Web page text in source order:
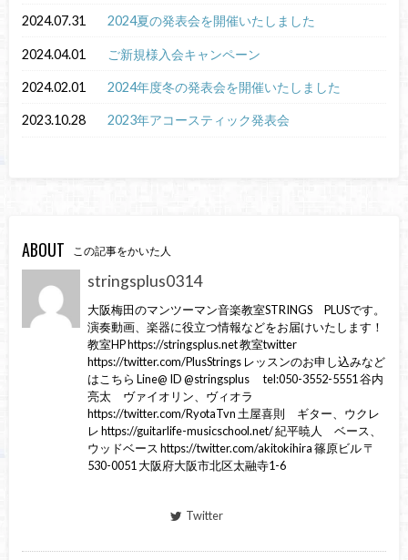
2024.07.31 2024夏の発表会を開催いたしました
2024.04.01 ご新規様入会キャンペーン
2024.02.01 2024年度冬の発表会を開催いたしました
2023.10.28 2023年アコースティック発表会
ABOUT この記事をかいた人
stringsplus0314
大阪梅田のマンツーマン音楽教室STRINGS PLUSです。
演奏動画、楽器に役立つ情報などをお届けいたします！
教室HP https://stringsplus.net 教室twitter
https://twitter.com/PlusStrings レッスンのお申し込みなど
はこちら Line@ ID @stringsplus tel:050-3552-5551 谷内
亮太 ヴァイオリン、ヴィオラ
https://twitter.com/RyotaTvn 土屋喜則 ギター、ウクレ
レ https://guitarlife-musicschool.net/ 紀平暁人 ベース、
ウッドベース https://twitter.com/akitokihira 篠原ビル 〒
530-0051 大阪府大阪市北区太融寺1-6
Twitter